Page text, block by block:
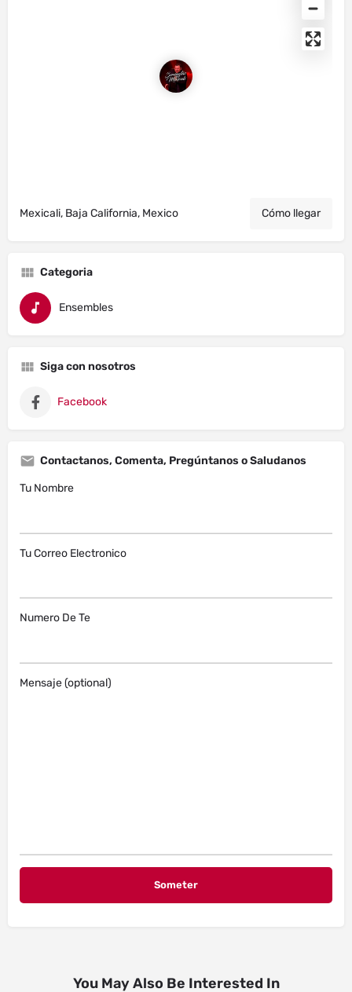
Mexicali, Baja California, Mexico Cómo llegar
Categoria
Ensembles
Siga con nosotros
Facebook
Contactanos, Comenta, Pregúntanos o Saludanos
Tu Nombre
Tu Correo Electronico
Numero De Te
Mensaje (optional)
You May Also Be Interested In